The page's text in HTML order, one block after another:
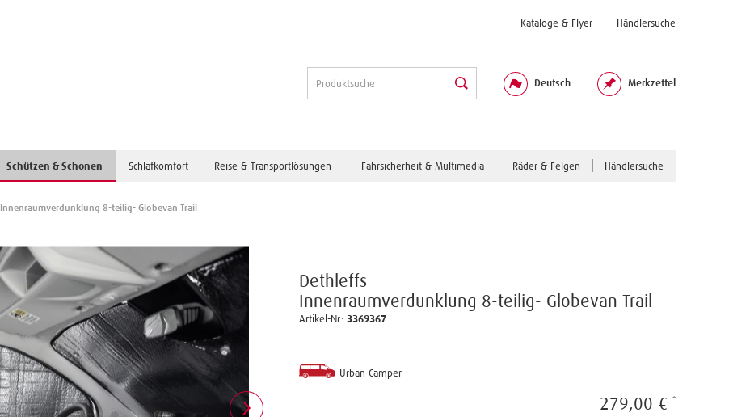
Kataloge & Flyer Händlersuche
Deutsch Merkzettel
Schützen & Schonen Schlafkomfort Reise & Transportlösungen Fahrsicherheit & Multimedia Räder & Felgen Händlersuche
Innenraumverdunklung 8-teilig- Globevan Trail
Dethleffs
Innenraumverdunklung 8-teilig- Globevan Trail
Artikel-Nr.:3369367
Urban Camper
279,00 €